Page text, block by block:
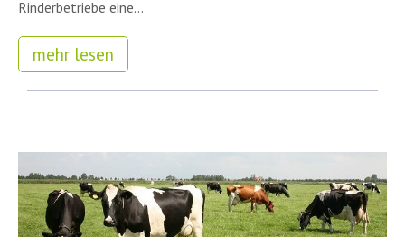
Rinderbetriebe eine...
mehr lesen